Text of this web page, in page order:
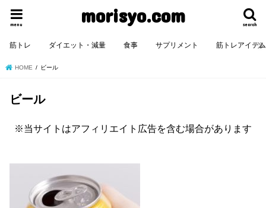
morisyo.com search
menu
筋トレ ダイエット・減量 食事 サプリメント 筋トレアイテム
HOME ビール
ビール
※当サイトはアフィリエイト広告を含む場合があります